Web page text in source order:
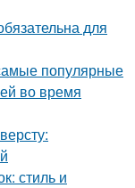
для
популярные
во время
стиль и